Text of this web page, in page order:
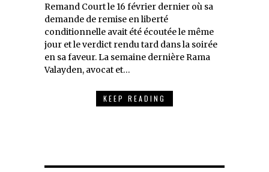
Remand Court le 16 février dernier où sa
demande de remise en liberté
conditionnelle avait été écoutée le même
jour et le verdict rendu tard dans la soirée
en sa faveur. La semaine dernière Rama
Valayden, avocat et…
KEEP READING